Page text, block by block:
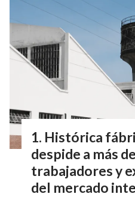
Histórica
despide a más
trabajadores y
del mercado